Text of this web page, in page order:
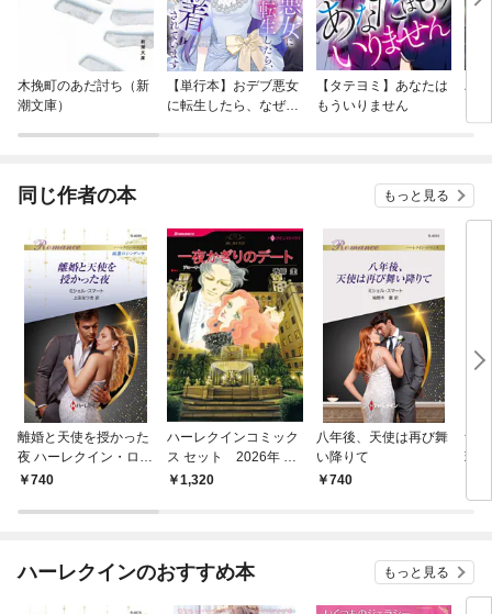
木挽町のあだ討ち（新
潮文庫）
【単行本】おデブ悪女
に転生したら、なぜか
【タテヨミ】あなたは
もういりません
バ
今
同じ作者の本 もっと見る
離婚と天使を授かった
夜 ハーレクイン・ロマ
ンス～純潔のシンデレ
740
ハーレクインコミック
ス セット 2026年 vo
l.844
1,320
八年後、天使は再び舞
い降りて
740
無
理
レ
ハーレクインのおすすめ本 もっと見る